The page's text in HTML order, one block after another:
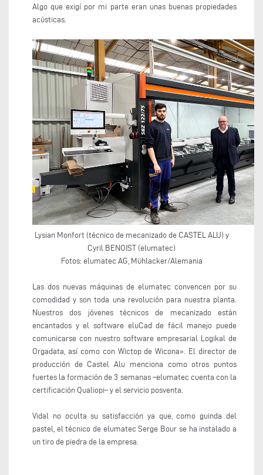
Algo que exigí por mi parte eran unas buenas propiedades
acústicas.
Lysian Monfort (técnico de mecanizado de CASTEL ALU) y
Cyril BENOIST (elumatec)
Fotos: elumatec AG, Mühlacker/Alemania
Las dos nuevas máquinas de elumatec convencen por su
comodidad y son toda una revolución para nuestra planta.
Nuestros dos jóvenes técnicos de mecanizado están
encantados y el software eluCad de fácil manejo puede
comunicarse con nuestro software empresarial Logikal de
Orgadata, así como con Wictop de Wicona». El director de
producción de Castel Alu menciona como otros puntos
fuertes la formación de 3 semanas –elumatec cuenta con la
certificación Qualiopi– y el servicio posventa.
Vidal no oculta su satisfacción ya que, como guinda del
pastel, el técnico de elumatec Serge Bour se ha instalado a
un tiro de piedra de la empresa.